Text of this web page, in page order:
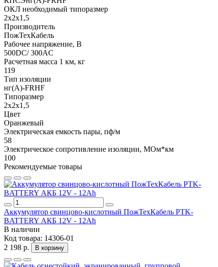
ОКЛ необходимый типоразмер
2x2x1,5
Производитель
ПожТехКабель
Рабочее напряжение, В
500DC/ 300AC
Расчетная масса 1 км, кг
119
Тип изоляции
нг(A)-FRHF
Типоразмер
2x2x1,5
Цвет
Оранжевый
Электрическая емкость пары, пф/м
58
Электрическое сопротивление изоляции, МОм*км
100
Рекомендуемые товары
Аккумулятор свинцово-кислотный ПожТехКабель PTK-
BATTERY АКБ 12V - 12Ah
В наличии
Код товара: 14306-01
2 198 р.
В корзину